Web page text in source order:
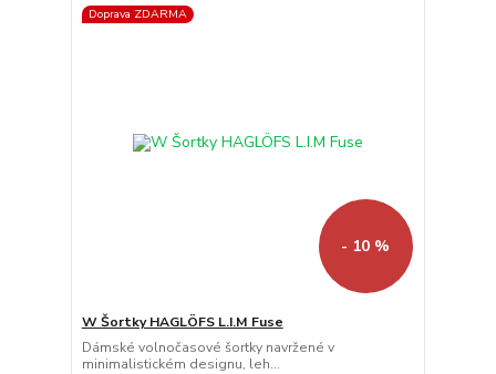
Doprava ZDARMA
- 10 %
W Šortky HAGLÖFS L.I.M Fuse
Dámské volnočasové šortky navržené v
minimalistickém designu, leh...